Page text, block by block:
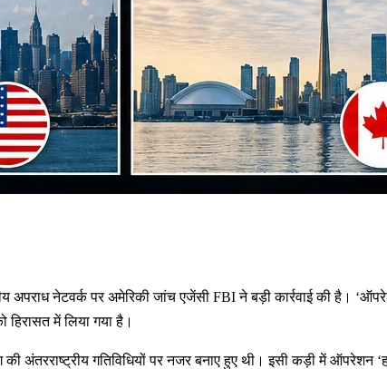
अपराध नेटवर्क पर अमेरिकी जांच एजेंसी FBI ने बड़ी कार्रवाई की है।
हिरासत में लिया गया है।
अंतरराष्ट्रीय गतिविधियों पर नजर बनाए हुए थी। इसी कड़ी में